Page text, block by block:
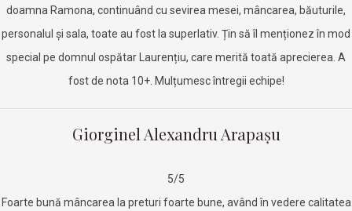
doamna Ramona, continuând cu sevirea mesei, mâncarea, băuturile,
personalul și sala, toate au fost la superlativ. Țin să îl menționez în mod
special pe domnul ospătar Laurențiu, care merită toată aprecierea. A
fost de nota 10+. Mulțumesc întregii echipe!
Giorginel Alexandru Arapașu
5/5
Foarte bună mâncarea la preturi foarte bune, având în vedere calitatea